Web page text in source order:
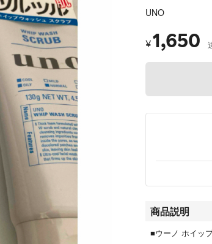
UNO
¥1,650
商品説明
■ウーノ ホイッ